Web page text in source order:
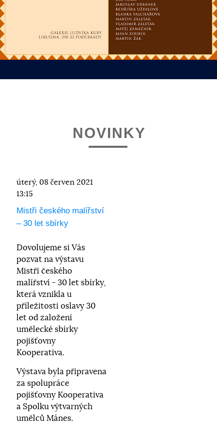
NOVINKY
úterý, 08 červen 2021
13:15
Mistři českého malířství
– 30 let sbírky
Dovolujeme si Vás
pozvat na výstavu
Mistři českého
malířství - 30 let sbírky,
která vznikla u
příležitosti oslavy 30
let od založení
umělecké sbírky
pojišťovny
Kooperativa.
Výstava byla připravena
za spolupráce
pojišťovny Kooperativa
a Spolku výtvarných
umělců Mánes.